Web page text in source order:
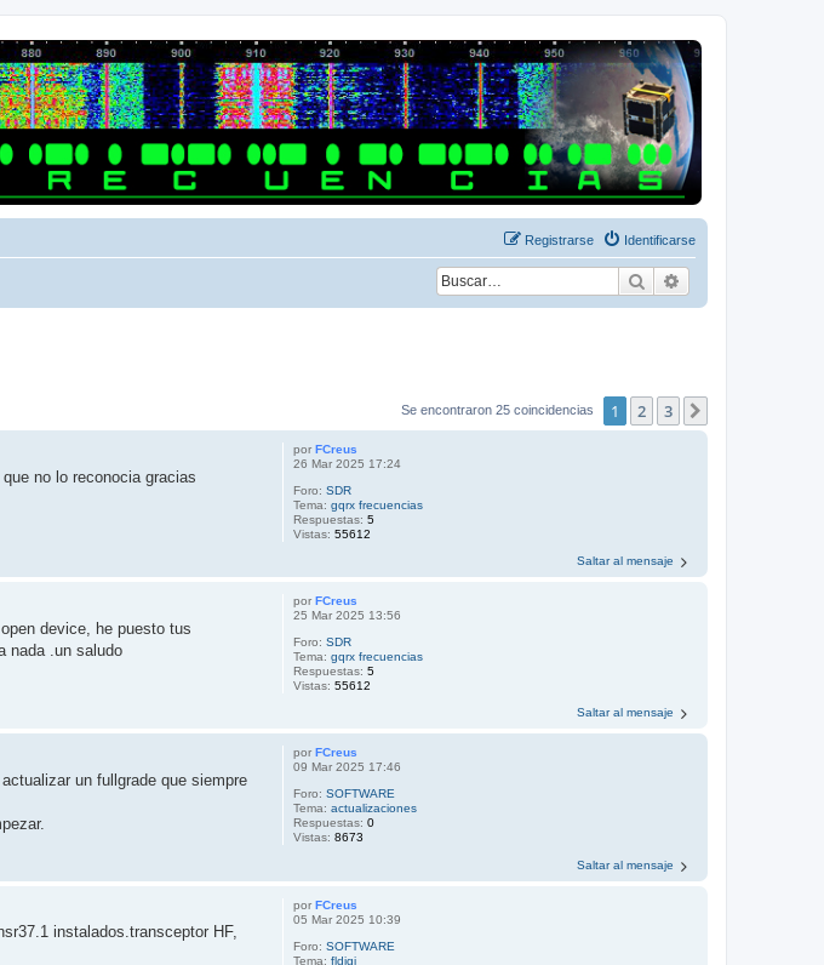
Identificarse
Registrarse
Buscar
Se encontraron 25 coincidencias 1 2 3
porFCreus
26 Mar 2025 17:24
Foro:SDR
Tema:gqrx frecuencias
Respuestas:5
Vistas:55612
no lo reconocia gracias
Saltar al mensaje
porFCreus
25 Mar 2025 13:56
Foro:SDR
Tema:gqrx frecuencias
Respuestas:5
Vistas:55612
device, he puesto tus
nada .un saludo
Saltar al mensaje
porFCreus
09 Mar 2025 17:46
Foro:SOFTWARE
Tema:actualizaciones
Respuestas:0
Vistas:8673
un fullgrade que siempre
Saltar al mensaje
porFCreus
05 Mar 2025 10:39
Foro:SOFTWARE
Tema:fldigi
instalados.transceptor HF,